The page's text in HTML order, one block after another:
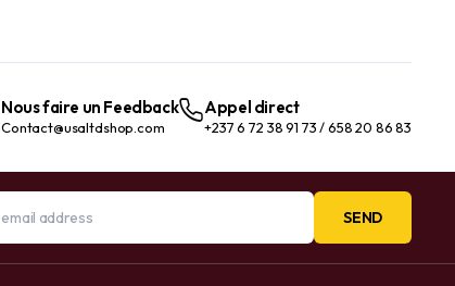
Nous faire un Feedback
Contact@usaltdshop.com
Appel direct
+237 6 72 38 91 73 / 658 20 86 83
SEND